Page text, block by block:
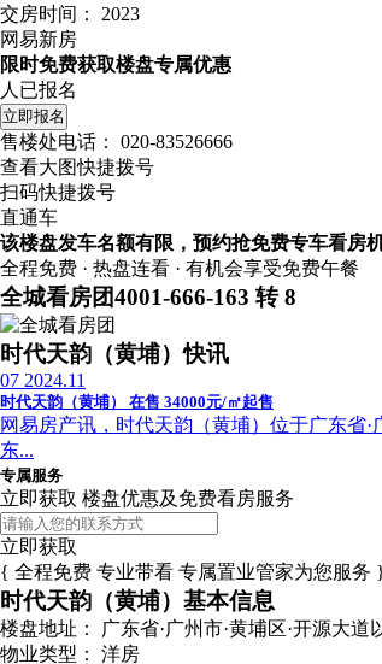
交房时间：
2023
网易新房
限时免费获取楼盘专属优惠
人已报名
立即报名
售楼处电话：
020-83526666
查看大图快捷拨号
扫码快捷拨号
直通车
该楼盘发车名额有限，预约抢免费专车看房
全程免费 · 热盘连看 · 有机会享受免费午餐
全城看房团4001-666-163 转 8
时代天韵（黄埔）快讯
07 2024.11
时代天韵（黄埔） 在售 34000元/㎡起售
网易房产讯，时代天韵（黄埔）位于广东省
东...
专属服务
立即获取 楼盘优惠及免费看房服务
立即获取
{ 全程免费 专业带看 专属置业管家为您服务
时代天韵（黄埔）基本信息
楼盘地址：
广东省·广州市·黄埔区·开源大道
物业类型：
洋房